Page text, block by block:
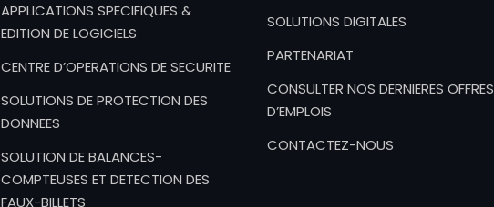
APPLICATIONS SPECIFIQUES &
EDITION DE LOGICIELS
CENTRE D’OPERATIONS DE SECURITE
SOLUTIONS DE PROTECTION DES
DONNEES
SOLUTION DE BALANCES-
COMPTEUSES ET DETECTION DES
FAUX-BILLETS
SOLUTIONS DIGITALES
PARTENARIAT
CONSULTER NOS DERNIERES OFFRES
D’EMPLOIS
CONTACTEZ-NOUS